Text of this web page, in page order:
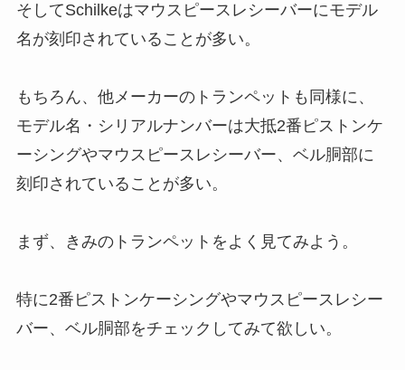
そしてSchilkeはマウスピースレシーバーにモデル
名が刻印されていることが多い。
もちろん、他メーカーのトランペットも同様に、
モデル名・シリアルナンバーは大抵2番ピストンケ
ーシングやマウスピースレシーバー、ベル胴部に
刻印されていることが多い。
まず、きみのトランペットをよく見てみよう。
特に2番ピストンケーシングやマウスピースレシー
バー、ベル胴部をチェックしてみて欲しい。